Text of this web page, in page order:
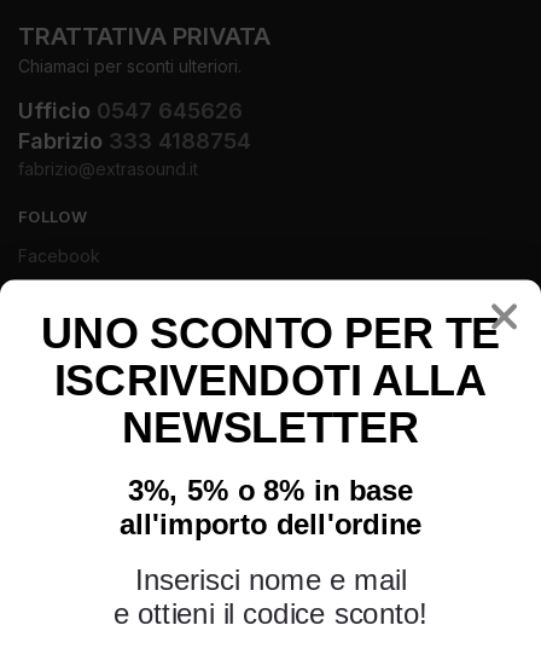
TRATTATIVA PRIVATA
Chiamaci per sconti ulteriori.
Ufficio 0547 645626
Fabrizio 333 4188754
fabrizio@extrasound.it
FOLLOW
Facebook
Instagram
Youtube
UNO SCONTO PER TE
ISCRIVENDOTI ALLA
NEWSLETTER
3%, 5% o 8% in base
all'importo dell'ordine
Inserisci nome e mail
e ottieni il codice sconto!